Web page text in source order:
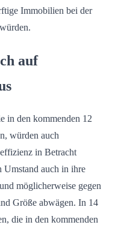
Immobilien bei der
auf
in den kommenden 12
würden auch
in Betracht
Umstand auch in ihre
möglicherweise gegen
Größe abwägen. In 14
die in den kommenden